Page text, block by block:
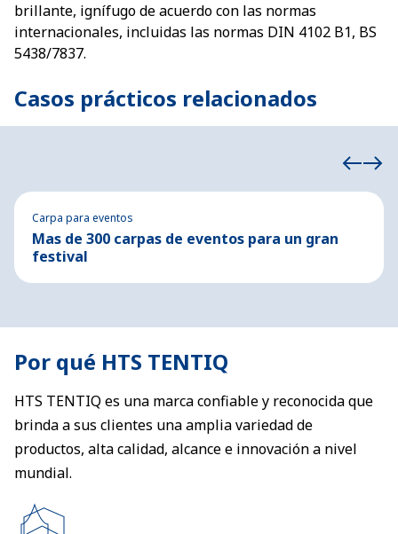
brillante, ignífugo de acuerdo con las normas
internacionales, incluidas las normas DIN 4102 B1, BS
5438/7837.
Casos prácticos relacionados
Carpa para eventos
Mas de 300 carpas de eventos para un gran
festival
Por qué HTS TENTIQ
HTS TENTIQ es una marca confiable y reconocida que
brinda a sus clientes una amplia variedad de
productos, alta calidad, alcance e innovación a nivel
mundial.